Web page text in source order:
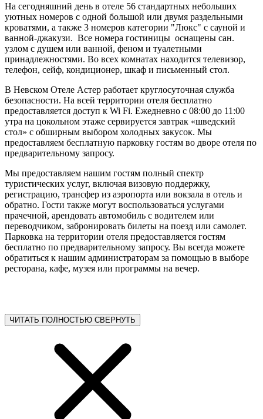
На сегодняшний день в отеле 56 стандартных небольших
уютных номеров с одной большой или двумя раздельными
кроватями, а также 3 номеров категории "Люкс" с сауной и
ванной-джакузи. Все номера гостиницы оснащены сан.
узлом с душем или ванной, феном и туалетными
принадлежностями. Во всех комнатах находится телевизор,
телефон, сейф, кондиционер, шкаф и письменный стол.
В Невском Отеле Астер работает круглосуточная служба
безопасности. На всей территории отеля бесплатно
предоставляется доступ к Wi Fi. Ежедневно с 08:00 до 11:00
утра на цокольном этаже сервируется завтрак «шведский
стол» с обширным выбором холодных закусок. Мы
предоставляем бесплатную парковку гостям во дворе отеля по
предварительному запросу.
Мы предоставляем нашим гостям полный спектр
туристических услуг, включая визовую поддержку,
регистрацию, трансфер из аэропорта или вокзала в отель и
обратно. Гости также могут воспользоваться услугами
прачечной, арендовать автомобиль с водителем или
переводчиком, забронировать билеты на поезд или самолет.
Парковка на территории отеля предоставляется гостям
бесплатно по предварительному запросу. Вы всегда можете
обратиться к нашим администраторам за помощью в выборе
ресторана, кафе, музея или программы на вечер.
ЧИТАТЬ ПОЛНОСТЬЮ СВЕРНУТЬ